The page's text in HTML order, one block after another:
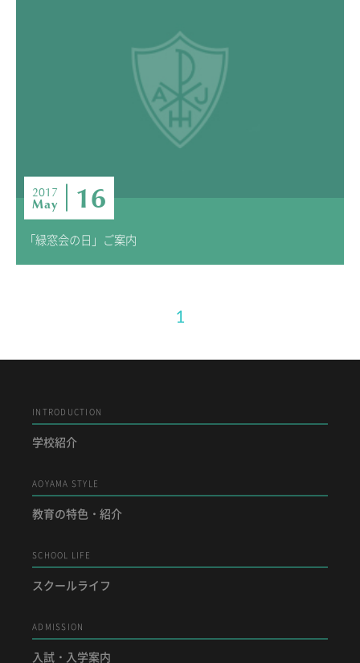
2017
May 16
「緑窓会の日」ご案内
1
INTRODUCTION
学校紹介
AOYAMA STYLE
教育の特色・紹介
SCHOOL LIFE
スクールライフ
ADMISSION
入試・入学案内